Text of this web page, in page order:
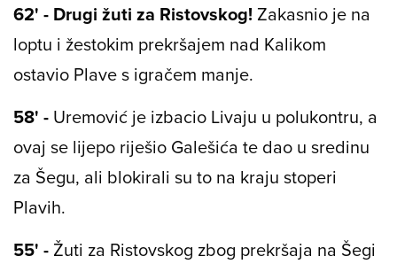
62' - Drugi žuti za Ristovskog! Zakasnio je na
loptu i žestokim prekršajem nad Kalikom
ostavio Plave s igračem manje.
58' - Uremović je izbacio Livaju u polukontru, a
ovaj se lijepo riješio Galešića te dao u sredinu
za Šegu, ali blokirali su to na kraju stoperi
Plavih.
55' - Žuti za Ristovskog zbog prekršaja na Šegi